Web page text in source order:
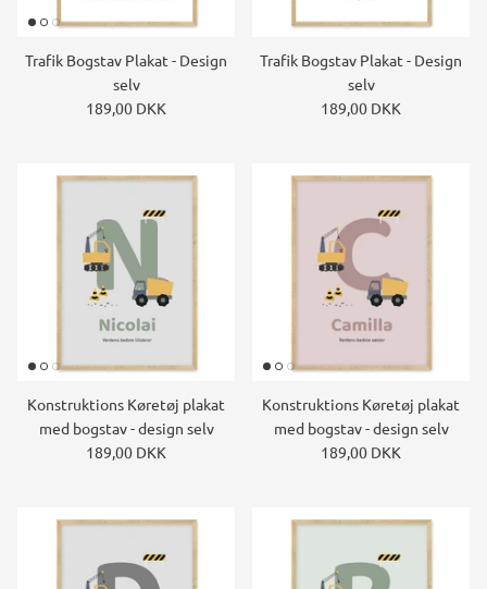
Trafik Bogstav Plakat - Design
selv
189,00 DKK
Trafik Bogstav Plakat - Design
selv
189,00 DKK
Konstruktions Køretøj plakat
med bogstav - design selv
189,00 DKK
Konstruktions Køretøj plakat
med bogstav - design selv
189,00 DKK